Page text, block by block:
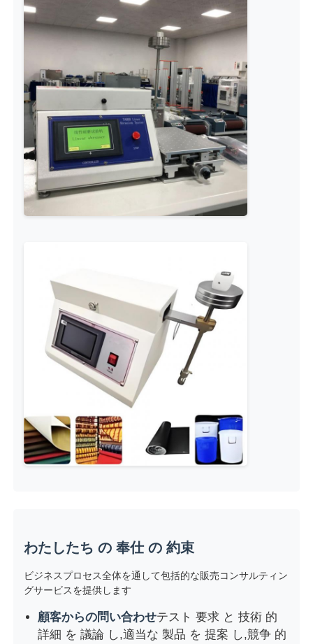
わたしたち の 奉仕 の 約束
ビジネスプロセス全体を通して包括的な販売コンサルティン
グサービスを提供します
顧客からの問い合わせテスト 要求 と 技術 的
詳細 を 議論 し,適当な 製品 を 提案 し,競争 的